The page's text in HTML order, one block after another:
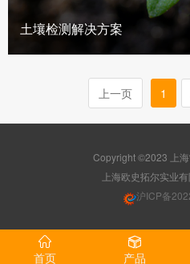
土壤检测解决方案
上一页 1
Copyright ©2023 上
沪ICP备
首页 产品